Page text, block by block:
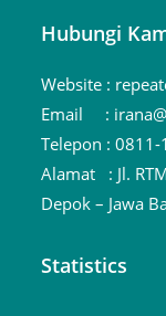
Hubungi
Website :
Email :
Telepon :0811-
Alamat : Jl.
Depok – Jawa
Statistics